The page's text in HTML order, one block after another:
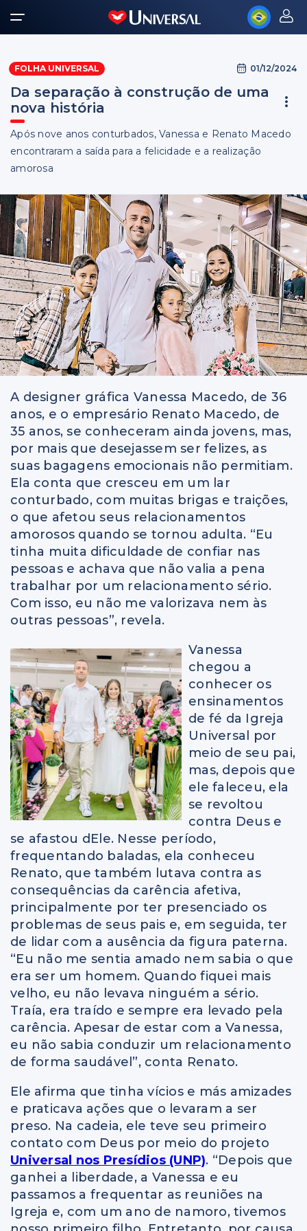
FOLHA UNIVERSAL 01/12/2024
Da separação à construção de uma
nova história
Após nove anos conturbados, Vanessa e Renato Macedo
encontraram a saída para a felicidade e a realização
amorosa
A designer gráfica Vanessa Macedo, de 36
anos, e o empresário Renato Macedo, de
35 anos, se conheceram ainda jovens, mas,
por mais que desejassem ser felizes, as
suas bagagens emocionais não permitiam.
Ela conta que cresceu em um lar
conturbado, com muitas brigas e traições,
o que afetou seus relacionamentos
amorosos quando se tornou adulta. “Eu
tinha muita dificuldade de confiar nas
pessoas e achava que não valia a pena
trabalhar por um relacionamento sério.
Com isso, eu não me valorizava nem às
outras pessoas”, revela.
Vanessa
chegou a
conhecer os
ensinamentos
de fé da Igreja
Universal por
meio de seu pai,
mas, depois que
ele faleceu, ela
se revoltou
contra Deus e
se afastou dEle. Nesse período,
frequentando baladas, ela conheceu
Renato, que também lutava contra as
consequências da carência afetiva,
principalmente por ter presenciado os
problemas de seus pais e, em seguida, ter
de lidar com a ausência da figura paterna.
“Eu não me sentia amado nem sabia o que
era ser um homem. Quando fiquei mais
velho, eu não levava ninguém a sério.
Traía, era traído e sempre era levado pela
carência. Apesar de estar com a Vanessa,
eu não sabia conduzir um relacionamento
de forma saudável”, conta Renato.
Ele afirma que tinha vícios e más amizades
e praticava ações que o levaram a ser
preso. Na cadeia, ele teve seu primeiro
contato com Deus por meio do projeto
Universal nos Presídios (UNP). “Depois que
ganhei a liberdade, a Vanessa e eu
passamos a frequentar as reuniões na
Igreja e, com um ano de namoro, tivemos